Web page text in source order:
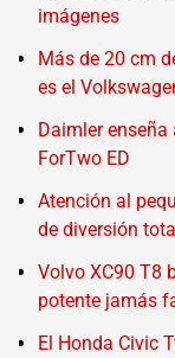
imágenes
Más de 20 cm
es el
Daimler
ForTwo ED
Atención al
de diversión
Volvo XC90 T8
potente jamás
El Honda Civic